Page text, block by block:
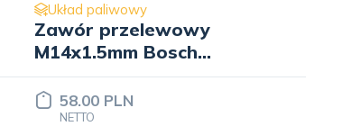
Układ paliwowy
Zawór przelewowy
M14x1.5mm Bosch
1417413048
58.00 PLN
NETTO